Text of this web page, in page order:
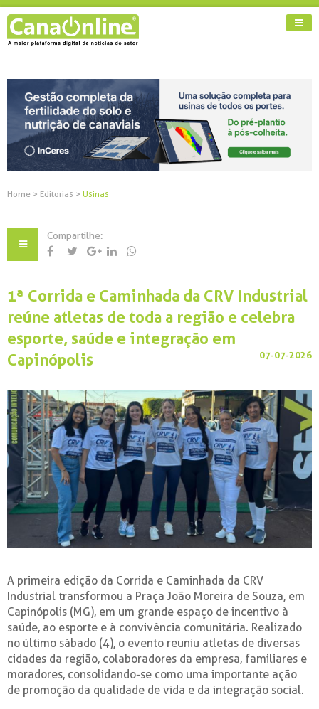
Home > Editorias > Usinas
Compartilhe:
1ª Corrida e Caminhada da CRV Industrial
reúne atletas de toda a região e celebra
esporte, saúde e integração em
Capinópolis
07-07-2026
A primeira edição da Corrida e Caminhada da CRV
Industrial transformou a Praça João Moreira de Souza, em
Capinópolis (MG), em um grande espaço de incentivo à
saúde, ao esporte e à convivência comunitária. Realizado
no último sábado (4), o evento reuniu atletas de diversas
cidades da região, colaboradores da empresa, familiares e
moradores, consolidando-se como uma importante ação
de promoção da qualidade de vida e da integração social.